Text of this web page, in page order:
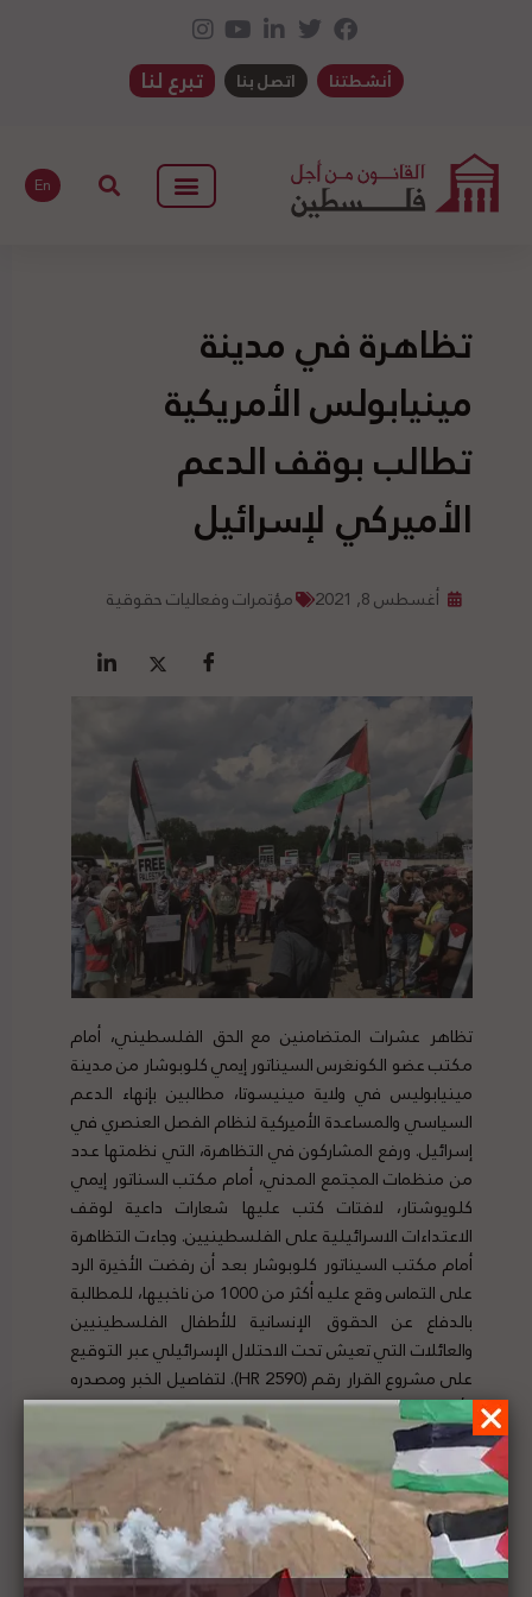
أنشطتنا اتصل بنا تبرع لنا
En
تظاهرة في مدينة
مينيابولس الأمريكية
تطالب بوقف الدعم
الأميركي لإسرائيل
أغسطس 8, 2021 مؤتمرات وفعاليات حقوقية
تظاهر عشرات المتضامنين مع الحق الفلسطيني، أمام
مكتب عضو الكونغرس السيناتور إيمي كلوبوشار من مدينة
مينيابوليس في ولاية مينيسوتا، مطالبين بإنهاء الدعم
السياسي والمساعدة الأميركية لنظام الفصل العنصري في
إسرائيل. ورفع المشاركون في التظاهرة، التي نظمتها عدد
من منظمات المجتمع المدني، أمام مكتب السناتور إيمي
كلويوشتار، لافتات كتب عليها شعارات داعية لوقف
الاعتداءات الاسرائيلية على الفلسطينيين. وجاءت التظاهرة
أمام مكتب السيناتور كلوبوشار بعد أن رفضت الأخيرة الرد
على التماس وقع عليه أكثر من 1000 من ناخبيها، للمطالبة
بالدفاع عن الحقوق الإنسانية للأطفال الفلسطينيين
والعائلات التي تعيش تحت الاحتلال الإسرائيلي عبر التوقيع
على مشروع القرار رقم (HR 2590). لتفاصيل الخبر ومصدره
الأصلي،هنا
تقرير المشهد الحقوقي لفلسطين | العدد (83) | 1- 7
أغسطس 2021